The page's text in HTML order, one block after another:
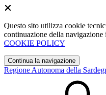
Questo sito utilizza cookie
continuazione della
COOKIE POLICY
Continua la navigazione
Regione Autonoma della